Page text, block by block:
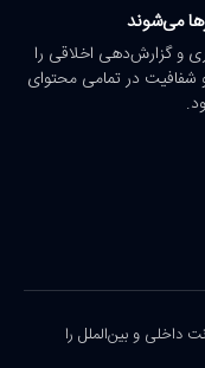
می‌شوند
و گزارش‌دهی اخلاقی را
در تمامی محتوای
داخلی و بین‌الملل را